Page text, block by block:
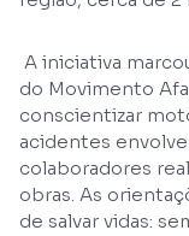
A iniciativa
do Movimento
conscientizar
acidentes
colaboradores
obras. As
de salvar vidas: